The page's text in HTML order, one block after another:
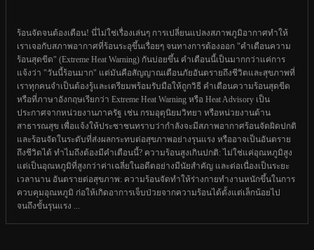
ร้อนจัดจนต้องเตือน! นี่ไม่ใช่เรื่องเล่นๆ การเปลี่ยนแปลงสภาพภูมิอากาศทำให้
เราเจอกับสภาพอากาศที่ร้อนระอุขึ้นเรื่อยๆ จนทางการต้องออก "คำเตือนความ
ร้อนสุดขีด" (Extreme Heat Warning) กันบ่อยขึ้น คำเตือนนี้เป็นมากกว่าแค่การ
แจ้งว่า "วันนี้ร้อนมาก" แต่มันคือสัญญาณเตือนภัยอันตรายถึงชีวิตและสุขภาพที่
เราทุกคนจำเป็นต้องรู้และเตรียมพร้อมรับมือให้ถูกวิธี คำเตือนความร้อนสุดขีด
หรือที่ภาษาอังกฤษเรียกว่า Extreme Heat Warning หรือ Heat Advisory เป็น
ประกาศจากหน่วยงานภาครัฐ เช่น กรมอุตุนิยมวิทยา หรือหน่วยงานด้าน
สาธารณสุข เพื่อแจ้งให้ประชาชนทราบว่ากำลังจะมีสภาพอากาศร้อนจัดผิดปกติ
และร้อนจัดในระดับที่ส่งผลกระทบต่อสุขภาพอย่างรุนแรง หรืออาจเป็นอันตราย
ถึงชีวิตได้ ทำไมถึงต้องมีคำเตือนนี้? ความร้อนสูงเกินปกติ: ไม่ใช่แค่อุณหภูมิสูง
แต่เป็นอุณหภูมิที่สูงกว่าค่าเฉลี่ยในอดีตอย่างมีนัยสำคัญ และต่อเนื่องเป็นระยะ
เวลานาน อันตรายต่อสุขภาพ: ความร้อนจัดทำให้ร่างกายทำงานหนักขึ้นในการ
ควบคุมอุณหภูมิ ก่อให้เกิดอาการเจ็บป่วยจากความร้อนได้ตั้งแต่เล็กน้อยไป
จนถึงขั้นรุนแรง ...